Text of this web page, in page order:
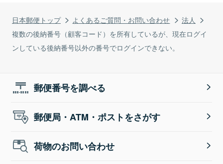
日本郵便トップ よくあるご質問・お問い合わせ
法人
複数の後納番号（顧客コード）を所有しているが、現在ログイ
ンしている後納番号以外の番号でログインできない。
郵便番号を調べる
郵便局・ATM・ポストをさがす
荷物のお問い合わせ